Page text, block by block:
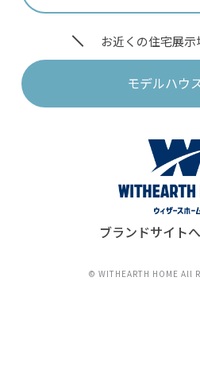
お近くの住宅展示
モデルハウ
ブランドサイト
© WITHEARTH HOME All